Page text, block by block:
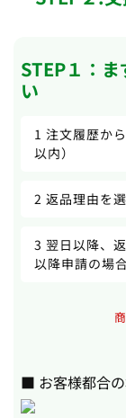
STEP１：
い
1 注文履歴か
以内）
2 返品理由を
3 翌日以降、
以降申請の場
■ お客様都合